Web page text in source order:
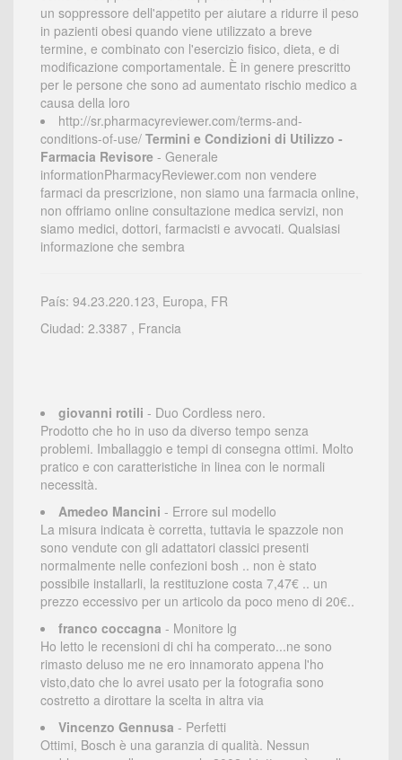
un soppressore dell'appetito per aiutare a ridurre il peso
in pazienti obesi quando viene utilizzato a breve
termine, e combinato con l'esercizio fisico, dieta, e di
modificazione comportamentale. È in genere prescritto
per le persone che sono ad aumentato rischio medico a
causa della loro
http://sr.pharmacyreviewer.com/terms-and-
conditions-of-use/ Termini e Condizioni di Utilizzo -
Farmacia Revisore - Generale
informationPharmacyReviewer.com non vendere
farmaci da prescrizione, non siamo una farmacia online,
non offriamo online consultazione medica servizi, non
siamo medici, dottori, farmacisti e avvocati. Qualsiasi
informazione che sembra
País: 94.23.220.123, Europa, FR
Ciudad: 2.3387 , Francia
giovanni rotili - Duo Cordless nero.
Prodotto che ho in uso da diverso tempo senza
problemi. Imballaggio e tempi di consegna ottimi. Molto
pratico e con caratteristiche in linea con le normali
necessità.
Amedeo Mancini - Errore sul modello
La misura indicata è corretta, tuttavia le spazzole non
sono vendute con gli adattatori classici presenti
normalmente nelle confezioni bosh .. non è stato
possibile installarli, la restituzione costa 7,47€ .. un
prezzo eccessivo per un articolo da poco meno di 20€..
franco coccagna - Monitore lg
Ho letto le recensioni di chi ha comperato...ne sono
rimasto deluso me ne ero innamorato appena l'ho
visto,dato che lo avrei usato per la fotografia sono
costretto a dirottare la scelta in altra via
Vincenzo Gennusa - Perfetti
Ottimi, Bosch è una garanzia di qualità. Nessun